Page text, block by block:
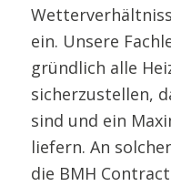
ein. Unsere
gründlich alle
sicherzustellen,
sind und ein
liefern. An
die BMH